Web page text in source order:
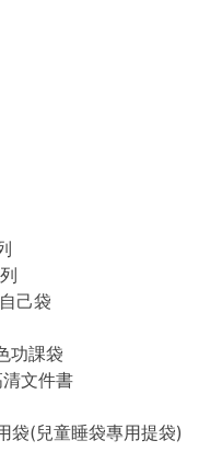
己袋
功課袋
文件書
袋(兒童睡袋專用提袋)